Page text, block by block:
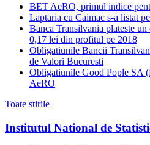
BET AeRO, primul indice
Laptaria cu Caimac s-a listat
Banca Transilvania plateste
0,17 lei din profitul pe 2018
Obligatiunile Bancii
de Valori Bucuresti
Obligatiunile Good Pople SA
AeRO
Toate stirile
Institutul National de